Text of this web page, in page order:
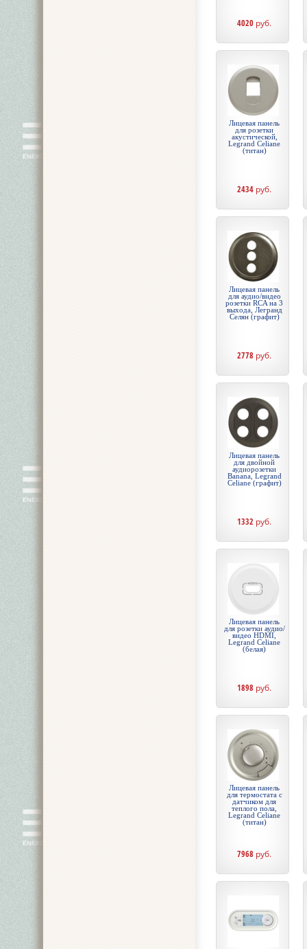
4020 руб.
Лицевая панель
для розетки
акустической,
Legrand Celiane
(титан)
2434 руб.
Лицевая панель
для аудио/видео
розетки RCA на 3
выхода, Легранд
Селян (графит)
2778 руб.
Лицевая панель
для двойной
аудиорозетки
Banana, Legrand
Celiane (графит)
1332 руб.
Лицевая панель
для розетки аудио/
видео HDMI,
Legrand Celiane
(белая)
1898 руб.
Лицевая панель
для термостата с
датчиком для
теплого пола,
Legrand Celiane
(титан)
7968 руб.